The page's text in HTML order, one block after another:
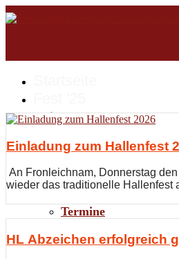
Verein
Aktuelles
Termine
Vorstandschaft
Einladung zum Hallenfest
An Fronleichnam, Donnerstag
wieder das traditionelle Hallenfest
HL Abzeichen erfolgreich